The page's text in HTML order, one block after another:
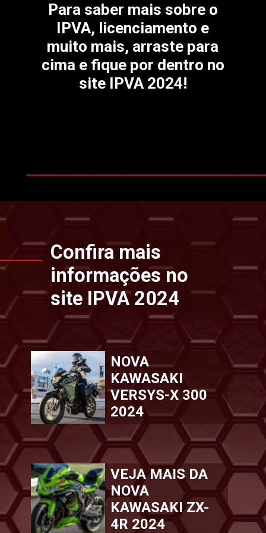
Para saber mais sobre o
IPVA, licenciamento e
muito mais, arraste para
cima e fique por dentro no
site IPVA 2024!
Openinghttps://www.ipvaconsulta.app.br/
NOVA
KAWASAKI
VERSYS-X 300
2024
VEJA MAIS DA
NOVA
KAWASAKI ZX-
4R 2024
Confira mais
informações no
site IPVA 2024